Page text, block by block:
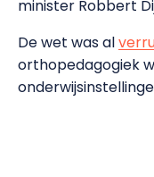
minister Robbert
De wet was al
orthopedagogiek